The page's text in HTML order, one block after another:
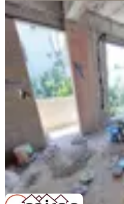
SIFIR BİNA
Kavaklı
Arakat
Manavgat,
2+1
90 m²
5.750.000 ₺
Miraç Emlak & İnşaatAli
Ara